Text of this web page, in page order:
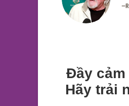
Đầy
Hãy trải